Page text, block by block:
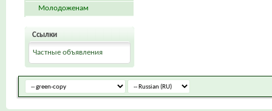
Молодоженам
Ссылки
Частные объявления